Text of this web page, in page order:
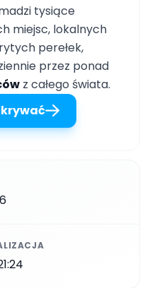
tysiące
miejsc, lokalnych
perełek,
przez ponad
z całego świata.